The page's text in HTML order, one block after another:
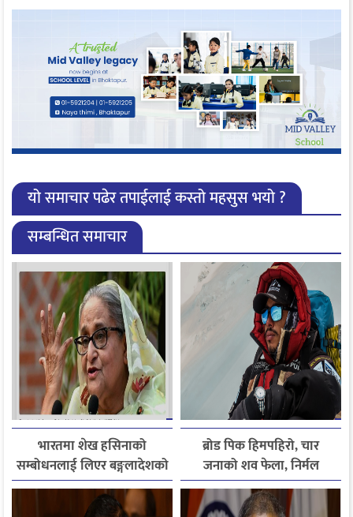
यो समाचार पढेर तपाईलाई कस्तो महसुस भयो ?
सम्बन्धित समाचार
भारतमा शेख हसिनाको
सम्बोधनलाई लिएर बङ्गलादेशको
आपत्ति
ब्रोड पिक हिमपहिरो, चार
जनाको शव फेला, निर्मल
पुर्जासहित ६ जना अझै बेपत्ता,
खोजी कार्य रातभरीका लागि